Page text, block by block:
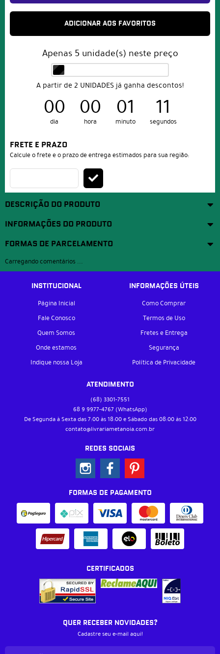
ADICIONAR AOS FAVORITOS
Apenas 5 unidade(s) neste preço
A partir de 2 UNIDADES já ganha descontos!
00
dia
00
hora
01
minuto
11
segundos
FRETE E PRAZO
Calcule o frete e o prazo de entrega estimados para sua região:
DESCRIÇÃO DO PRODUTO
INFORMAÇÕES DO PRODUTO
FORMAS DE PARCELAMENTO
Carregando comentários ...
INSTITUCIONAL
Página Inicial
Fale Conosco
Quem Somos
Onde estamos
Indique nossa Loja
INFORMAÇÕES ÚTEIS
Como Comprar
Termos de Uso
Fretes e Entrega
Segurança
Política de Privacidade
ATENDIMENTO
(68) 3301-7551
68 9 9977-4767 (WhatsApp)
De Segunda à Sexta das 7:00 às 18:00 e Sábado das 08:00 às 12:00
contato@livrariametanoia.com.br
REDES SOCIAIS
FORMAS DE PAGAMENTO
CERTIFICADOS
QUER RECEBER NOVIDADES?
Cadastre seu e-mail aqui!